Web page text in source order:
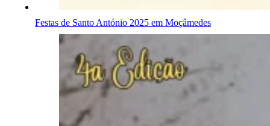
Festas de Santo António 2025 em Moçâmedes